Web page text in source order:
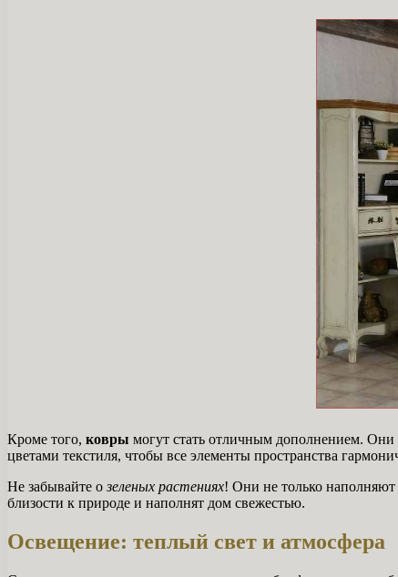
Кроме того, ковры могут стать отличным дополнением. Они
цветами текстиля, чтобы все элементы пространства
Не забывайте о зеленых растениях! Они не только
близости к природе и наполнят дом свежестью.
Освещение: теплый свет и атмосфера